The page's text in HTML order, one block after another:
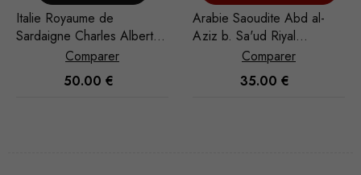
Arabie Saoudite Abd al-
Aziz b. Sa'ud Riyal
1948/AH 1367
Comparer
35.00
Arabie Saoudite Abd al-
Aziz b. Sa'ud Riyal
1948/AH 1367
Comparer
35.00